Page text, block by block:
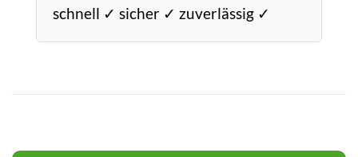
schnell ✓ sicher ✓ zuverlässig ✓